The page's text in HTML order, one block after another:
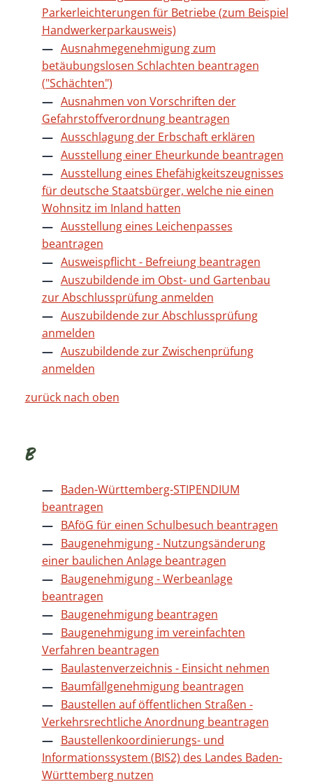
Parkerleichterungen für Betriebe (zum Beispiel
Handwerkerparkausweis)
Ausnahmegenehmigung zum
betäubungslosen Schlachten beantragen
("Schächten")
Ausnahmen von Vorschriften der
Gefahrstoffverordnung beantragen
Ausschlagung der Erbschaft erklären
Ausstellung einer Eheurkunde beantragen
Ausstellung eines Ehefähigkeitszeugnisses
für deutsche Staatsbürger, welche nie einen
Wohnsitz im Inland hatten
Ausstellung eines Leichenpasses
beantragen
Ausweispflicht - Befreiung beantragen
Auszubildende im Obst- und Gartenbau
zur Abschlussprüfung anmelden
Auszubildende zur Abschlussprüfung
anmelden
Auszubildende zur Zwischenprüfung
anmelden
zurück nach oben
B
Baden-Württemberg-STIPENDIUM
beantragen
BAföG für einen Schulbesuch beantragen
Baugenehmigung - Nutzungsänderung
einer baulichen Anlage beantragen
Baugenehmigung - Werbeanlage
beantragen
Baugenehmigung beantragen
Baugenehmigung im vereinfachten
Verfahren beantragen
Baulastenverzeichnis - Einsicht nehmen
Baumfällgenehmigung beantragen
Baustellen auf öffentlichen Straßen -
Verkehrsrechtliche Anordnung beantragen
Baustellenkoordinierungs- und
Informationssystem (BIS2) des Landes Baden-
Württemberg nutzen